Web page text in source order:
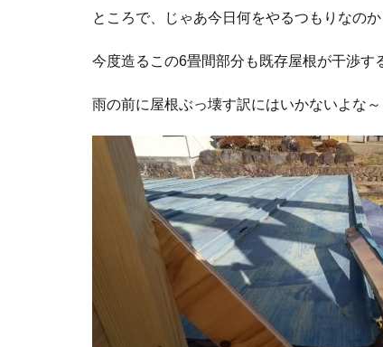
ところで、じゃあ今日何をやるつもりなの
今度造るこの6畳間部分も既存屋根が干渉す
雨の前に屋根ぶっ壊す訳にはいかないよな